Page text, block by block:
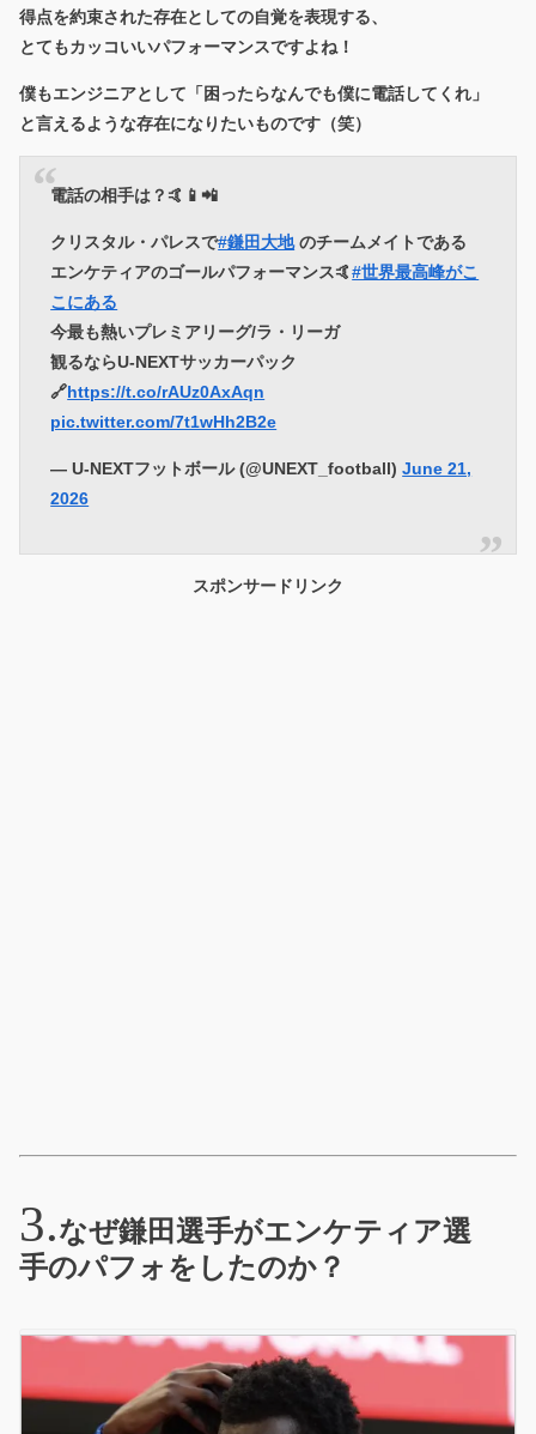
得点を約束された存在としての自覚を表現する、
とてもカッコいいパフォーマンスですよね！
僕もエンジニアとして「困ったらなんでも僕に電話してくれ」
と言えるような存在になりたいものです（笑）
電話の相手は？🤙📱📲
クリスタル・パレスで#鎌田大地のチームメイトである
エンケティアのゴールパフォーマンス🤙#世界最高峰がこ
こにある
今最も熱いプレミアリーグ/ラ・リーガ
観るならU-NEXTサッカーパック
🔗https://t.co/rAUz0AxAqn
pic.twitter.com/7t1wHh2B2e
— U-NEXTフットボール (@UNEXT_football)June 21,
2026
スポンサードリンク
なぜ鎌田選手がエンケティア選
手のパフォをしたのか？